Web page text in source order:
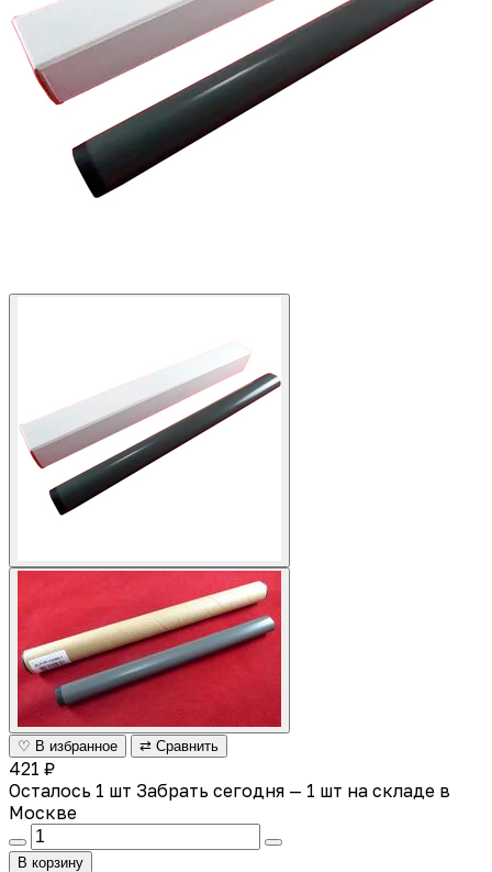
♡ В избранное ⇄ Сравнить
421 ₽
Осталось 1 шт Забрать сегодня — 1 шт на складе в
Москве
В корзину